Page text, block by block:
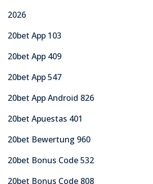
2026
20bet App 103
20bet App 409
20bet App 547
20bet App Android 826
20bet Apuestas 401
20bet Bewertung 960
20bet Bonus Code 532
20bet Bonus Code 808